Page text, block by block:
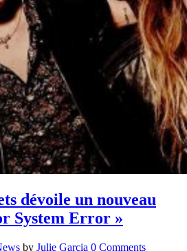
dévoile un nouveau
System Error »
by Julie Garcia 0 Comments